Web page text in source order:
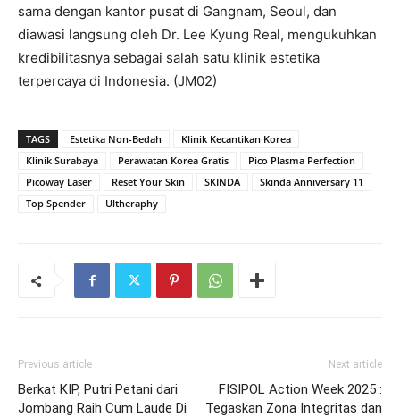
sama dengan kantor pusat di Gangnam, Seoul, dan
diawasi langsung oleh Dr. Lee Kyung Real, mengukuhkan
kredibilitasnya sebagai salah satu klinik estetika
terpercaya di Indonesia. (JM02)
TAGS Estetika Non-Bedah
Klinik Kecantikan Korea
Klinik Surabaya
Perawatan Korea Gratis
Pico Plasma Perfection
Picoway Laser
Reset Your Skin SKINDA
Skinda Anniversary 11
Top Spender
Ultheraphy
Previous article
Berkat KIP, Putri Petani dari
Jombang Raih Cum Laude Di
Next article
FISIPOL Action Week 2025 :
Tegaskan Zona Integritas dan